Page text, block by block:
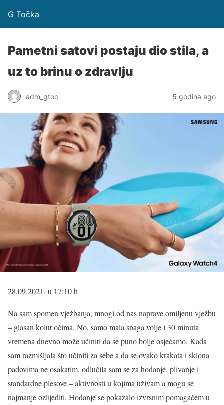
G Točka
Pametni satovi postaju dio stila, a
uz to brinu o zdravlju
adm_gtoc 5 godina ago
28.09.2021. u 17:10 h
Na sam spomen vježbanja, mnogi od nas naprave omiljenu vježbu
– glasan kolut očima. No, samo mala snaga volje i 30 minuta
vremena dnevno može učiniti da se puno bolje osjećamo. Kada
sam razmišljala što učiniti za sebe a da se ovako krakata i sklona
padovima ne osakatim, odlučila sam se za hodanje, plivanje i
standardne plesove – aktivnosti u kojima uživam a mogu se
najmanje ozlijediti. Hodanje se pokazalo izvrsnim pomagačem u